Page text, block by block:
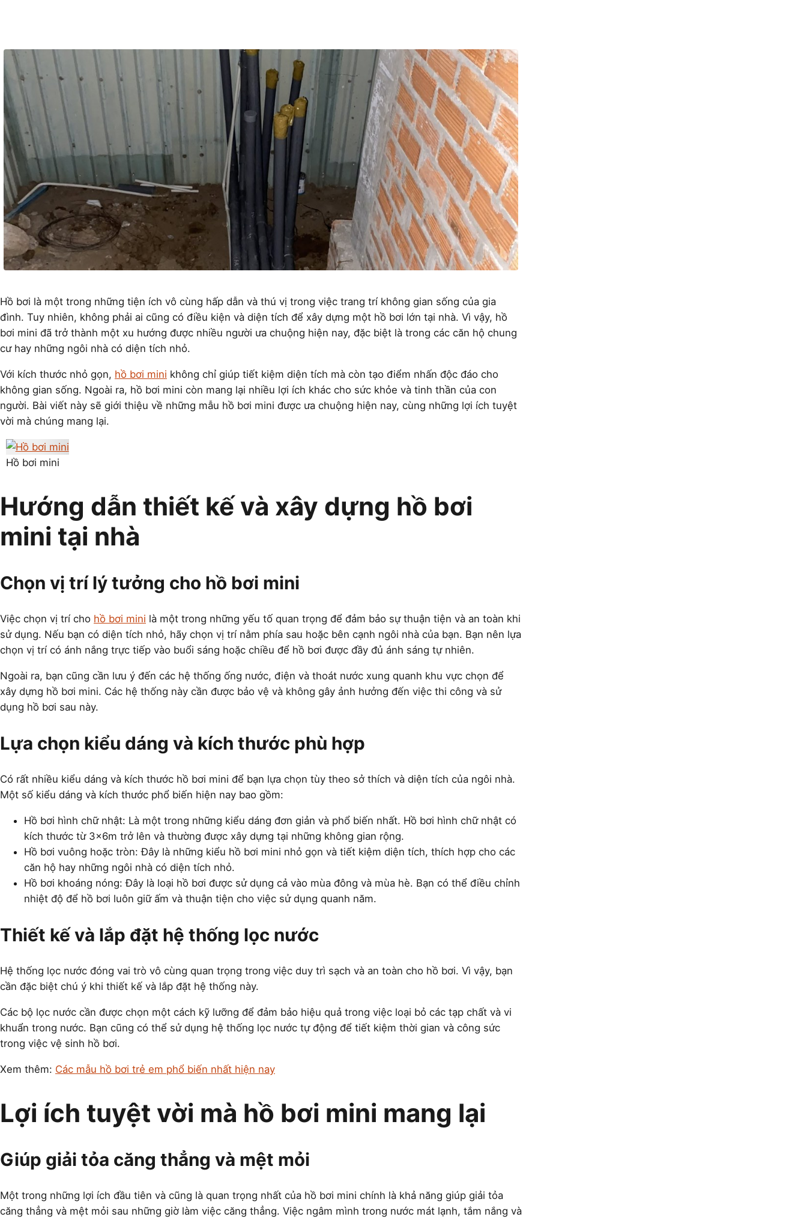
Hồ bơi là một trong những tiện ích vô cùng hấp dẫn và thú vị trong việc trang trí không gian sống của gia
đình. Tuy nhiên, không phải ai cũng có điều kiện và diện tích để xây dựng một hồ bơi lớn tại nhà. Vì vậy, hồ
bơi mini đã trở thành một xu hướng được nhiều người ưa chuộng hiện nay, đặc biệt là trong các căn hộ chung
cư hay những ngôi nhà có diện tích nhỏ.
Với kích thước nhỏ gọn, hồ bơi mini không chỉ giúp tiết kiệm diện tích mà còn tạo điểm nhấn độc đáo cho
không gian sống. Ngoài ra, hồ bơi mini còn mang lại nhiều lợi ích khác cho sức khỏe và tinh thần của con
người. Bài viết này sẽ giới thiệu về những mẫu hồ bơi mini được ưa chuộng hiện nay, cùng những lợi ích tuyệt
vời mà chúng mang lại.
Hồ bơi mini
Hướng dẫn thiết kế và xây dựng hồ bơi
mini tại nhà
Chọn vị trí lý tưởng cho hồ bơi mini
Việc chọn vị trí cho hồ bơi mini là một trong những yếu tố quan trọng để đảm bảo sự thuận tiện và an toàn khi
sử dụng. Nếu bạn có diện tích nhỏ, hãy chọn vị trí nằm phía sau hoặc bên cạnh ngôi nhà của bạn. Bạn nên lựa
chọn vị trí có ánh nắng trực tiếp vào buổi sáng hoặc chiều để hồ bơi được đầy đủ ánh sáng tự nhiên.
Ngoài ra, bạn cũng cần lưu ý đến các hệ thống ống nước, điện và thoát nước xung quanh khu vực chọn để
xây dựng hồ bơi mini. Các hệ thống này cần được bảo vệ và không gây ảnh hưởng đến việc thi công và sử
dụng hồ bơi sau này.
Lựa chọn kiểu dáng và kích thước phù hợp
Có rất nhiều kiểu dáng và kích thước hồ bơi mini để bạn lựa chọn tùy theo sở thích và diện tích của ngôi nhà.
Một số kiểu dáng và kích thước phổ biến hiện nay bao gồm:
Hồ bơi hình chữ nhật: Là một trong những kiểu dáng đơn giản và phổ biến nhất. Hồ bơi hình chữ nhật có
kích thước từ 3x6m trở lên và thường được xây dựng tại những không gian rộng.
Hồ bơi vuông hoặc tròn: Đây là những kiểu hồ bơi mini nhỏ gọn và tiết kiệm diện tích, thích hợp cho các
căn hộ hay những ngôi nhà có diện tích nhỏ.
Hồ bơi khoáng nóng: Đây là loại hồ bơi được sử dụng cả vào mùa đông và mùa hè. Bạn có thể điều chỉnh
nhiệt độ để hồ bơi luôn giữ ấm và thuận tiện cho việc sử dụng quanh năm.
Thiết kế và lắp đặt hệ thống lọc nước
Hệ thống lọc nước đóng vai trò vô cùng quan trọng trong việc duy trì sạch và an toàn cho hồ bơi. Vì vậy, bạn
cần đặc biệt chú ý khi thiết kế và lắp đặt hệ thống này.
Các bộ lọc nước cần được chọn một cách kỹ lưỡng để đảm bảo hiệu quả trong việc loại bỏ các tạp chất và vi
khuẩn trong nước. Bạn cũng có thể sử dụng hệ thống lọc nước tự động để tiết kiệm thời gian và công sức
trong việc vệ sinh hồ bơi.
Xem thêm: Các mẫu hồ bơi trẻ em phổ biến nhất hiện nay
Lợi ích tuyệt vời mà hồ bơi mini mang lại
Giúp giải tỏa căng thẳng và mệt mỏi
Một trong những lợi ích đầu tiên và cũng là quan trọng nhất của hồ bơi mini chính là khả năng giúp giải tỏa
căng thẳng và mệt mỏi sau những giờ làm việc căng thẳng. Việc ngâm mình trong nước mát lạnh, tắm nắng và